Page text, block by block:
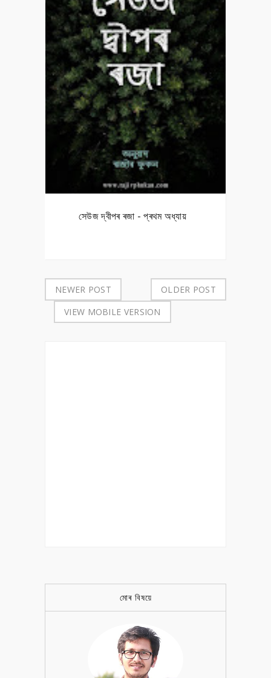
সেউজ দ্বীপৰ ৰজা - প্ৰথম অধ্যায়
NEWER POST
OLDER POST
VIEW MOBILE VERSION
মোৰ বিষয়ে